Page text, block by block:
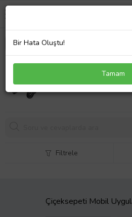
Lenovo Essential G505
3081,20 TL
Filtrele
Çiçeksepeti Mobil
Bir Hata Oluştu!
Tamam